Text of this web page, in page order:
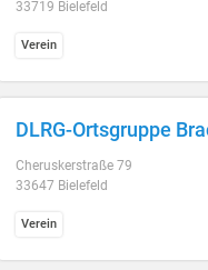
33719 Bielefeld
Verein
DLRG-Ortsgruppe
Cheruskerstraße 79
33647 Bielefeld
Verein